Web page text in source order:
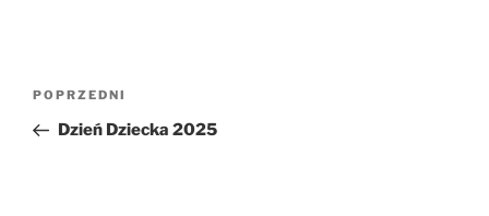
Nawigacja
Poprzedni
wpis
POPRZEDNI
Dzień Dziecka 2025